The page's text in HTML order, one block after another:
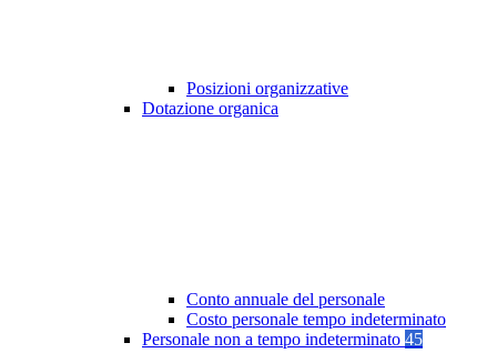
Posizioni organizzative
Dotazione organica
Conto annuale del personale
Costo personale tempo indeterminato
Personale non a tempo indeterminato 45